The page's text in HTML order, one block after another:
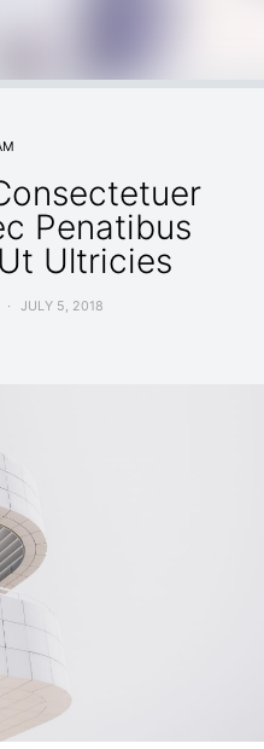
Penatibus
Ultricies
JULY 5, 2018